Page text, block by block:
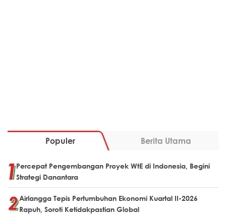
Populer Berita Utama
Percepat Pengembangan Proyek WtE di Indonesia, Begini
Strategi Danantara
Airlangga Tepis Pertumbuhan Ekonomi Kuartal II-2026
Rapuh, Soroti Ketidakpastian Global